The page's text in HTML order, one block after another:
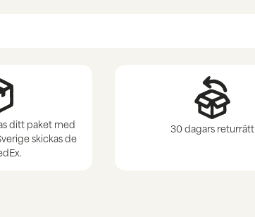
ditt paket med
skickas de
30 dagars returrätt